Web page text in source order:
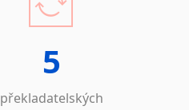
5
překladatelských